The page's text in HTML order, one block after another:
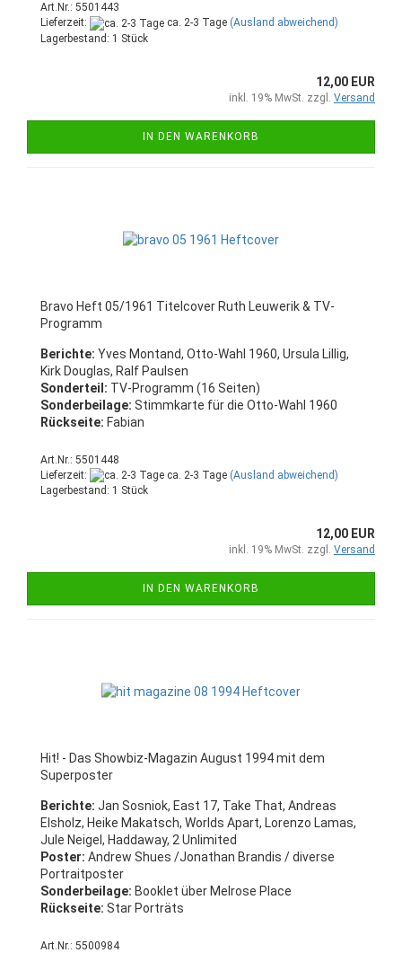
Art.Nr.: 5501443
Lieferzeit:
ca. 2-3 Tage (Ausland abweichend)
Lagerbestand: 1 Stück
12,00 EUR
inkl. 19% MwSt. zzgl. Versand
IN DEN WARENKORB
Bravo Heft 05/1961 Titelcover Ruth Leuwerik & TV-
Programm
Berichte: Yves Montand, Otto-Wahl 1960, Ursula Lillig,
Kirk Douglas, Ralf Paulsen
Sonderteil: TV-Programm (16 Seiten)
Sonderbeilage: Stimmkarte für die Otto-Wahl 1960
Rückseite: Fabian
Art.Nr.: 5501448
Lieferzeit:
ca. 2-3 Tage (Ausland abweichend)
Lagerbestand: 1 Stück
12,00 EUR
inkl. 19% MwSt. zzgl. Versand
IN DEN WARENKORB
Hit! - Das Showbiz-Magazin August 1994 mit dem
Superposter
Berichte: Jan Sosniok, East 17, Take That, Andreas
Elsholz, Heike Makatsch, Worlds Apart, Lorenzo Lamas,
Jule Neigel, Haddaway, 2 Unlimited
Poster: Andrew Shues /Jonathan Brandis / diverse
Portraitposter
Sonderbeilage: Booklet über Melrose Place
Rückseite: Star Porträts
Art.Nr.: 5500984